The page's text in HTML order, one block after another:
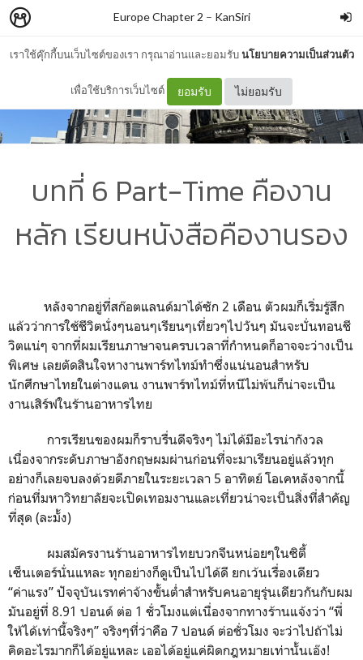
เราใช้คุ๊กกี้บนเว็บไซต์ของเรา กรุณาอ่านและยอมรับนโยบายความเป็นส่วนตัว
เพื่อใช้บริการเว็บไซต์ ยอมรับ ไม่ยอมรับ
Europe Chapter 2 – KanSiri
บทที่ 6 Part-Time คืองาน
หลัก เรียนหนังสือคืองานรอง
หลังจากอยู่ที่สก๊อตแลนด์มาได้ซัก 2 เดือน ตัวผมก็เริ่มรู้สึก
แล้วว่าการใช้ชีวิตนั่งๆนอนๆเรียนๆเที่ยวๆไปวันๆ มันจะบั่นทอนชี
วิตแน่ๆ จากที่ผมเรียนภาษาจนครบเวลาที่กำหนดก็อาจจะว่างเป็น
พิเศษ เลยตัดสินใจหางานพาร์ทไทม์ทำซึ่งแน่นอนสำหรับ
นักศึกษาไทยในต่างแดน งานพาร์ทไทม์ที่หนีไม่พ้นก็น่าจะเป็น
งานเสิร์ฟในร้านอาหารไทย
การเรียนของผมก็ราบรื่นดีจริงๆ ไม่ได้มีอะไรน่ากังวล
เนื่องจากระดับภาษาอังกฤษผมผ่านก่อนที่จะมาเรียนอยู่แล้วทุก
อย่างก็เลยจบลงด้วยดีภายในระยะเวลา 5 อาทิตย์ โอเคหลังจากนี้
ก่อนที่มหาวิทยาลัยจะเปิดเทอมงานและเที่ยวน่าจะเป็นสิ่งที่สำคัญ
ที่สุด (ละมั้ง)
ผมสมัครงานร้านอาหารไทยบวกจีนหน่อยๆในซิตี้
เซ็นเตอร์นั่นแหละ ทุกอย่างก็ดูเป็นไปได้ดี ยกเว้นเรื่องเดียว
“ค่าแรง” ปัจจุบันเรทค่าจ้างขั้นต่ำสำหรับคนอายุรุ่นเดียวกันกับผม
มันอยู่ที่ 8.91 ปอนด์ ต่อ 1 ชั่วโมงแต่เนื่องจากทางร้านแจ้งว่า “พี่
ให้ได้เท่านี้จริงๆ” จริงๆที่ว่าคือ 7 ปอนด์ ต่อชั่วโมง จะว่าไปถ้าไม่
คิดอะไรมากก็ได้อยู่แหละ เออได้อยู่แค่ผิดกฎหมายเท่านั้นเอ๊ง!